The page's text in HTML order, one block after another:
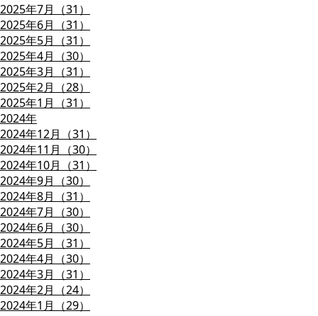
2025年7月（31）
2025年6月（31）
2025年5月（31）
2025年4月（30）
2025年3月（31）
2025年2月（28）
2025年1月（31）
2024年
2024年12月（31）
2024年11月（30）
2024年10月（31）
2024年9月（30）
2024年8月（31）
2024年7月（30）
2024年6月（30）
2024年5月（31）
2024年4月（30）
2024年3月（31）
2024年2月（24）
2024年1月（29）